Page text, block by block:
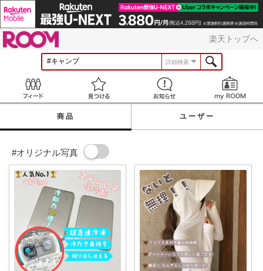
楽天トップへ
詳細検索
見つける お知らせ
商品 ユーザー
#オリジナル写真